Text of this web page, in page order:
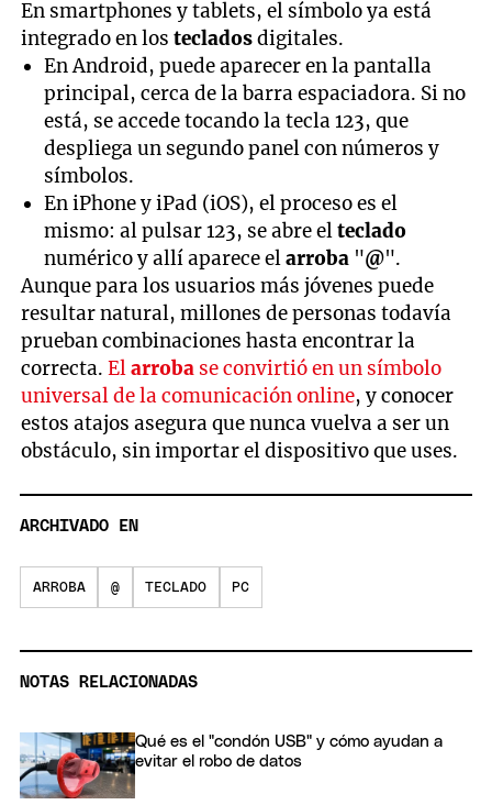
En smartphones y tablets, el símbolo ya está
integrado en lostecladosdigitales.
En Android, puede aparecer en la pantalla
principal, cerca de la barra espaciadora. Si no
está, se accede tocando la tecla 123, que
despliega un segundo panel con números y
símbolos.
En iPhone y iPad (iOS), el proceso es el
mismo: al pulsar 123, se abre elteclado
numérico y allí aparece elarroba "@".
Aunque para los usuarios más jóvenes puede
resultar natural, millones de personas todavía
prueban combinaciones hasta encontrar la
correcta.Elarroba se convirtió en un símbolo
universal de la comunicación online, y conocer
estos atajos asegura que nunca vuelva a ser un
obstáculo, sin importar el dispositivo que uses.
ARCHIVADO EN
ARROBA @ TECLADO PC
NOTAS RELACIONADAS
Qué es el "condón USB" y cómo ayudan a
evitar el robo de datos